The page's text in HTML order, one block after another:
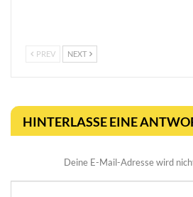
PREV NEXT
HINTERLASSE EINE
Deine E-Mail-Adresse wird